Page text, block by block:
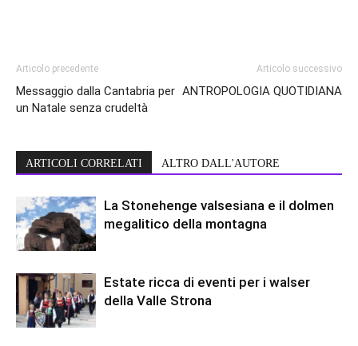
Articolo precedente
Messaggio dalla Cantabria per
un Natale senza crudeltà
Articolo successivo
ANTROPOLOGIA QUOTIDIANA
ARTICOLI CORRELATI ALTRO DALL'AUTORE
La Stonehenge valsesiana e il dolmen
megalitico della montagna
Estate ricca di eventi per i walser
della Valle Strona